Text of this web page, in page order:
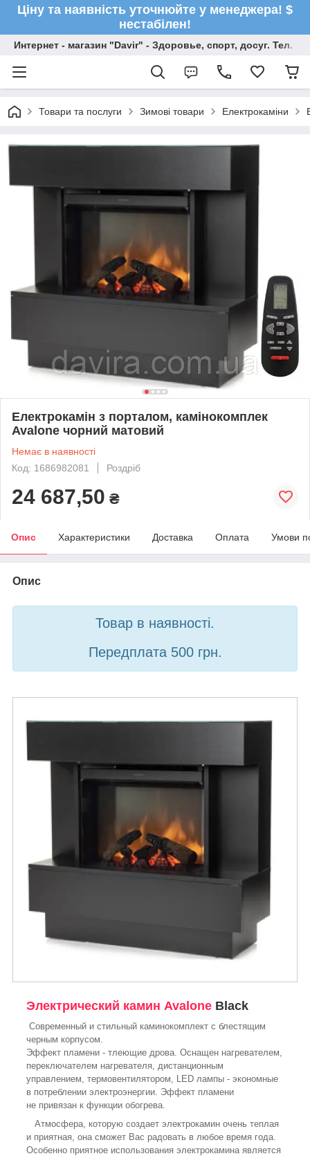
Ціну та наявність уточнюйте у менеджера! $
нестабілен!
Интернет - магазин "Davir" - Здоровье, спорт, досуг. Тел.
Товари та послуги Зимові товари Електрокаміни
Електрокамін з порталом, камінокомплек
Avalone чорний матовий
Немає в наявності
Код: 1686982081
Роздріб
24 687,50 ₴
Опис Характеристики Доставка Оплата Умови
Опис
Товар в наявності.
Передплата 500 грн.
Электрический камин Avalone Black
Современный и стильный каминокомплект с блестящим
черным корпусом.
Эффект пламени - тлеющие дрова. Оснащен нагревателем,
переключателем нагревателя, дистанционным
управлением, термовентилятором, LED лампы - экономные
в потреблении электроэнергии. Эффект пламени
не привязан к функции обогрева.
Атмосфера, которую создает электрокамин очень теплая
и приятная, она сможет Вас радовать в любое время года.
Особенно приятное использования электрокамина является